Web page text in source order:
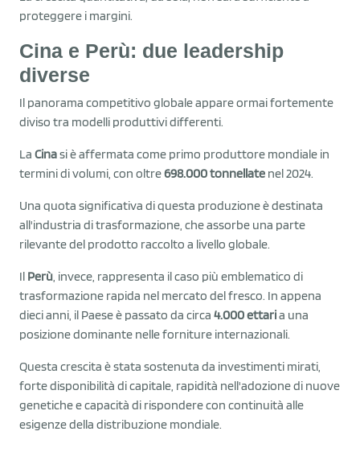
proteggere i margini.
Cina e Perù: due leadership
diverse
Il panorama competitivo globale appare ormai fortemente
diviso tra modelli produttivi differenti.
La Cinasi è affermata come primo produttore mondiale in
termini di volumi, con oltre698.000 tonnellate nel 2024.
Una quota significativa di questa produzione è destinata
all'industria di trasformazione, che assorbe una parte
rilevante del prodotto raccolto a livello globale.
Il Perù, invece, rappresenta il caso più emblematico di
trasformazione rapida nel mercato del fresco. In appena
dieci anni, il Paese è passato da circa 4.000 ettaria una
posizione dominante nelle forniture internazionali.
Questa crescita è stata sostenuta da investimenti mirati,
forte disponibilità di capitale, rapidità nell'adozione di nuove
genetiche e capacità di rispondere con continuità alle
esigenze della distribuzione mondiale.